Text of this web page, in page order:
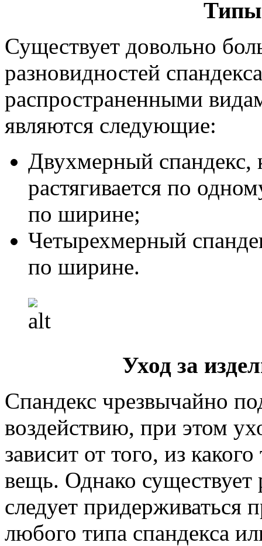
Типы
Существует довольно
разновидностей
распространенными
являются следующие:
Двухмерный спандекс,
растягивается по
по ширине;
Четырехмерный
по ширине.
Уход за
Спандекс чрезвычайно
воздействию, при этом
зависит от того, из
вещь. Однако
следует придерживаться
любого типа спандекса